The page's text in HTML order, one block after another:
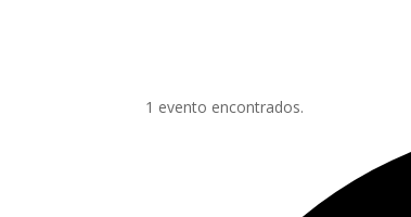
1 evento encontrados.